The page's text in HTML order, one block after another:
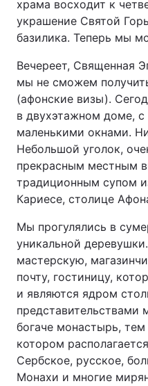
храма восходит к
украшение Святой
базилика. Теперь мы
Вечереет, Священная
мы не сможем
(афонские визы).
в двухэтажном доме,
маленькими окнами.
Небольшой уголок,
прекрасным местным
традиционным супом
Кариесе, столице
Мы прогулялись в
уникальной
мастерскую,
почту, гостиницу,
и являются ядром
представительствами
богаче монастырь,
котором
Сербское, русское,
Монахи и многие